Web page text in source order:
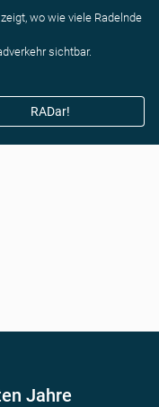
wo wie viele Radelnde
sichtbar.
RADar!
Jahre